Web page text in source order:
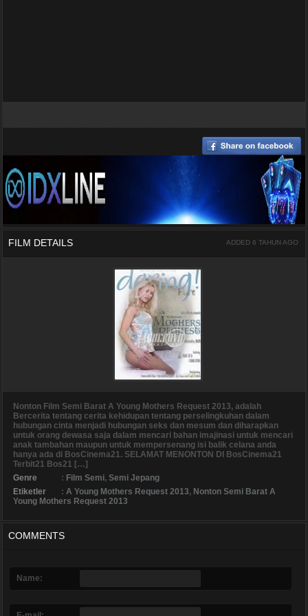
FILM DETAILS ADDED 6 TAHUN AGO
Nonton Film Semi Barat A Young Mothers Request 2013, adalah
Bercerita tentang cerita kehidupan tentang perselingkuhan dalam
hubungan cinta menjadi hubungan seks dan mesum dan diharapkan
untuk orang dewasa saja dalam mencari bahan imajinasi untuk mencari
anak tambahan maupun untuk mempersenang isi balik celana anda
hanya ada di BosCinema21. SELAMAT MENONTON DI BosCinema21
Terbit21 Bos21 […]
Genre
: Film Semi, Semi Jepang
Etiketler
: A Young Mothers Request 2013, Nonton Semi Barat A
Young Mothers Request 2013
COMMENTS
Name: